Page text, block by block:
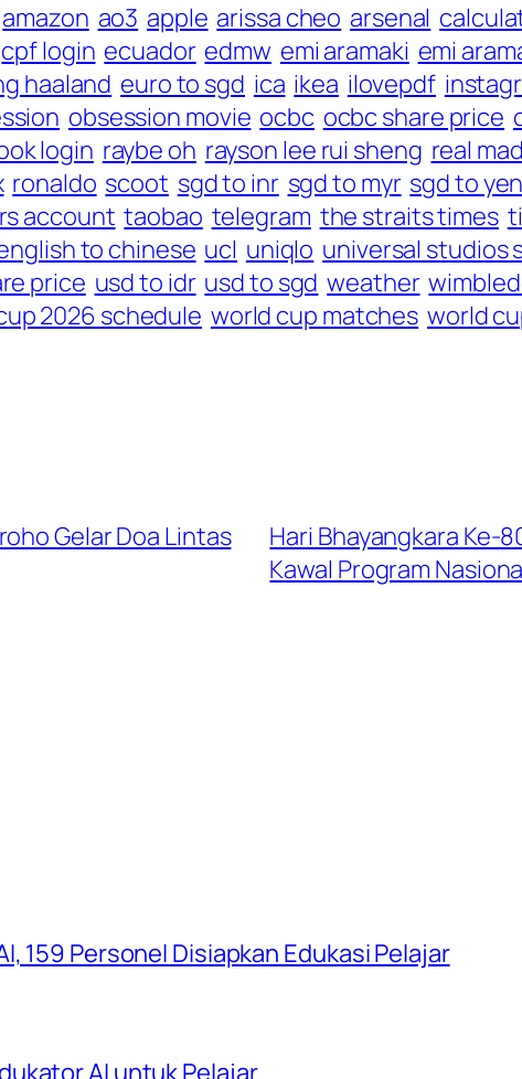
amazon ao3 apple arissa cheo arsenal
cpf login ecuador edmw emi aramaki emi
haaland euro to sgd ica ikea ilovepdf
obsession movie ocbc ocbc share price
login raybe oh rayson lee rui sheng real
ronaldo scoot sgd to inr sgd to myr sgd to yen
account taobao telegram the straits times
to chinese ucl uniqlo universal studios
price usd to idr usd to sgd weather
2026 schedule world cup matches world
Gelar Doa Lintas
Hari Bhayangkara Ke-
Kawal Program
159 Personel Disiapkan Edukasi Pelajar
AI untuk Pelajar